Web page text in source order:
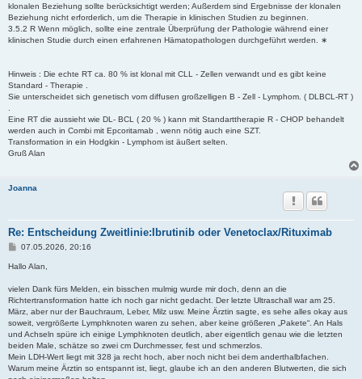
klonalen Beziehung sollte berücksichtigt werden; Außerdem sind Ergebnisse der klonalen
Beziehung nicht erforderlich, um die Therapie in klinischen Studien zu beginnen.
3.5.2 R Wenn möglich, sollte eine zentrale Überprüfung der Pathologie während einer
klinischen Studie durch einen erfahrenen Hämatopathologen durchgeführt werden. ∗
Hinweis : Die echte RT ca. 80 % ist klonal mit CLL - Zellen verwandt und es gibt keine
Standard - Therapie .
Sie unterscheidet sich genetisch vom diffusen großzelligen B - Zell - Lymphom. ( DLBCL-RT )
Eine RT die aussieht wie DL- BCL ( 20 % ) kann mit Standarttherapie R - CHOP behandelt
werden auch in Combi mit Epcoritamab , wenn nötig auch eine SZT.
Transformation in ein Hodgkin - Lymphom ist äußert selten.
Gruß Alan
Joanna
Re: Entscheidung Zweitlinie:Ibrutinib oder Venetoclax/Rituximab
B
i
r
a
g
07.05.2026, 20:16
Hallo Alan,
vielen Dank fürs Melden, ein bisschen mulmig wurde mir doch, denn an die
Richtertransformation hatte ich noch gar nicht gedacht. Der letzte Ultraschall war am 25.
März, aber nur der Bauchraum, Leber, Milz usw. Meine Ärztin sagte, es sehe alles okay aus
soweit, vergrößerte Lymphknoten waren zu sehen, aber keine größeren „Pakete“. An Hals
und Achseln spüre ich einige Lymphknoten deutlich, aber eigentlich genau wie die letzten
beiden Male, schätze so zwei cm Durchmesser, fest und schmerzlos.
Mein LDH-Wert liegt mit 328 ja recht hoch, aber noch nicht bei dem anderthalbfachen.
Warum meine Ärztin so entspannt ist, liegt, glaube ich an den anderen Blutwerten, die sich